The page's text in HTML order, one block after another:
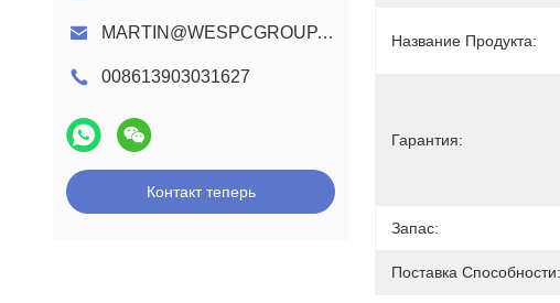
MARTIN@WESPCGROUP.COM
008613903031627
Контакт теперь
Название Продукта:
Гарантия:
Запас:
Поставка Способности: